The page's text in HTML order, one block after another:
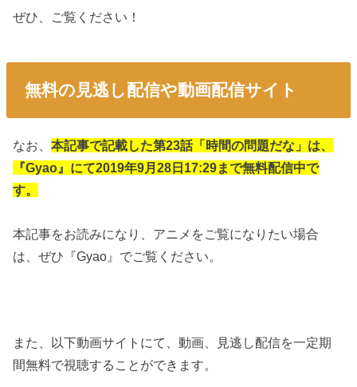
ぜひ、ご覧ください！
無料の見逃し配信や動画配信サイト
なお、本記事で記載した第23話「時間の問題だな」は、
『Gyao』にて2019年9月28日17:29まで無料配信中で
す。
本記事をお読みになり、アニメをご覧になりたい場合
は、ぜひ『Gyao』でご覧ください。
また、以下動画サイトにて、動画、見逃し配信を一定期
間無料で視聴することができます。